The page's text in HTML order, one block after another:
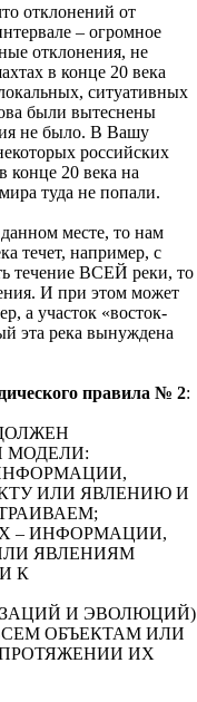
отклонений от
– огромное
отклонения, не
в конце 20 века
ситуативных
были вытеснены
не было. В Вашу
российских
конце 20 века на
туда не попали.
месте, то нам
течет, например, с
течение ВСЕЙ реки, то
И при этом может
а участок «восток-
эта река вынуждена
правила № 2:
МОДЕЛИ:
ИЛИ ЯВЛЕНИЮ И
– ИНФОРМАЦИИ,
ЯВЛЕНИЯМ
К
И ЭВОЛЮЦИЙ)
ОБЪЕКТАМ ИЛИ
ИХ